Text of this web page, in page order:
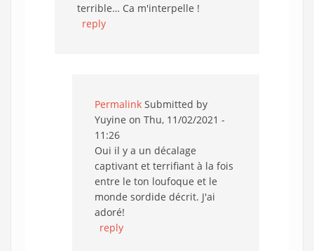
terrible… Ca m'interpelle !
reply
Permalink Submitted by
Yuyine on Thu, 11/02/2021 -
11:26
Oui il y a un décalage
captivant et terrifiant à la fois
entre le ton loufoque et le
monde sordide décrit. J'ai
adoré!
reply